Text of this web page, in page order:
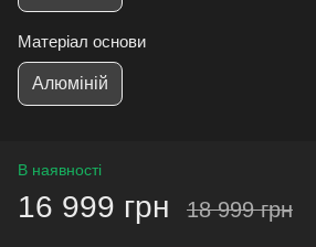
Матеріал основи
Алюміній
В наявності
16 999 грн 18 999 грн